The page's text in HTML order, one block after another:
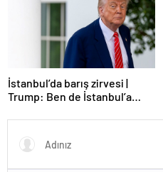
İstanbul’da barış zirvesi |
Trump: Ben de İstanbul’a